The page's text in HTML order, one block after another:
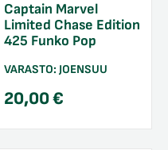
Captain Marvel
Limited Chase Edition
425 Funko Pop
VARASTO: JOENSUU
20,00€